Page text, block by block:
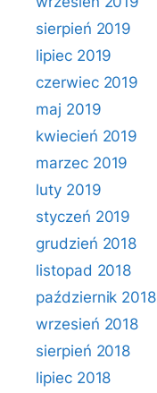
sierpień 2019
lipiec 2019
czerwiec 2019
maj 2019
kwiecień 2019
marzec 2019
luty 2019
styczeń 2019
grudzień 2018
listopad 2018
październik 2018
wrzesień 2018
sierpień 2018
lipiec 2018